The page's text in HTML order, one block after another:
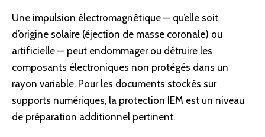
Une impulsion électromagnétique — qu’elle soit
d’origine solaire (éjection de masse coronale) ou
artificielle — peut endommager ou détruire les
composants électroniques non protégés dans un
rayon variable. Pour les documents stockés sur
supports numériques, la protection IEM est un niveau
de préparation additionnel pertinent.